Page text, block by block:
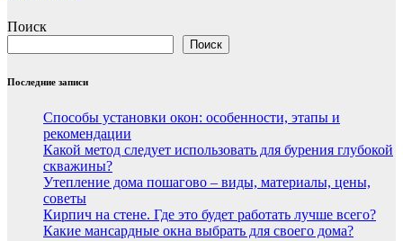
Поиск
Поиск
Последние записи
Способы установки окон: особенности, этапы и
рекомендации
Какой метод следует использовать для бурения глубокой
скважины?
Утепление дома пошагово – виды, материалы, цены,
советы
Кирпич на стене. Где это будет работать лучше всего?
Какие мансардные окна выбрать для своего дома?